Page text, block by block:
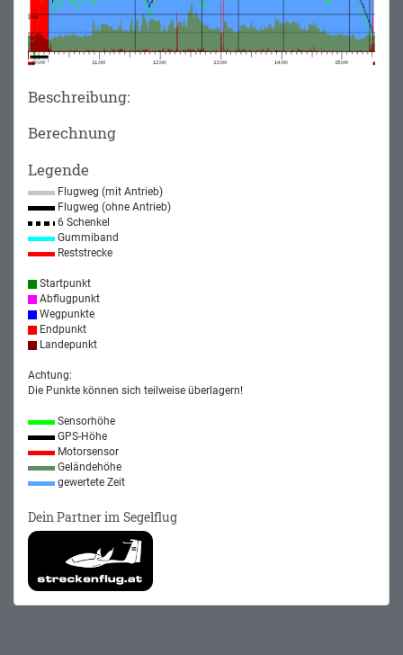
Beschreibung:
Berechnung
Legende
Flugweg (mit Antrieb)
Flugweg (ohne Antrieb)
6 Schenkel
Gummiband
Reststrecke
Startpunkt
Abflugpunkt
Wegpunkte
Endpunkt
Landepunkt
Achtung:
Die Punkte können sich teilweise überlagern!
Sensorhöhe
GPS-Höhe
Motorsensor
Geländehöhe
gewertete Zeit
Dein Partner im Segelflug